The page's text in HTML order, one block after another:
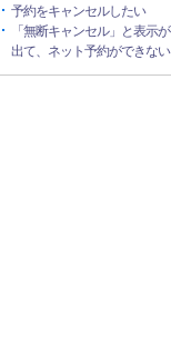
予約をキャンセルしたい
「無断キャンセル」と表示が
出て、ネット予約ができない